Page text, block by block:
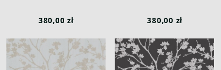
380,00 zł 380,00 zł